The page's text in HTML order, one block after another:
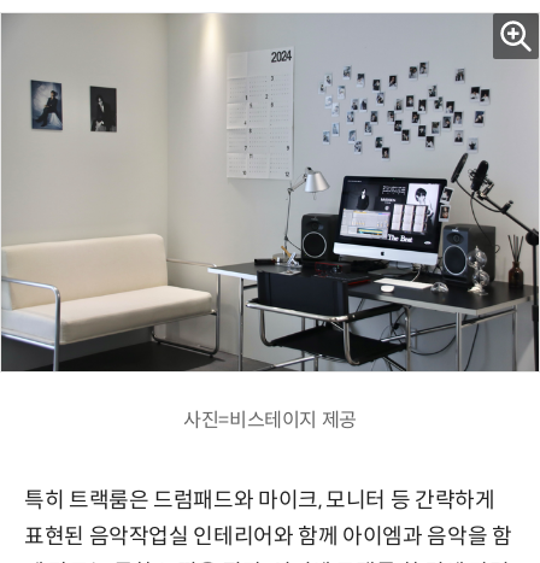
사진=비스테이지 제공
특히 트랙룸은 드럼패드와 마이크, 모니터 등 간략하게
표현된 음악작업실 인테리어와 함께 아이엠과 음악을 함